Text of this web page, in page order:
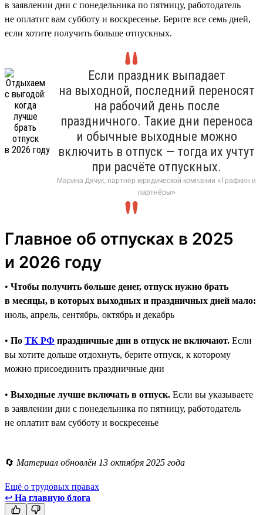
в заявлении дни с понедельника по пятницу, работодатель
не оплатит вам субботу и воскресенье. Берите все семь дней,
если хотите получить больше отпускных.
Если праздник выпадает
на выходной, последний переносят
на рабочий день после
праздничного. Такие дни переноса
и обычные выходные можно
включить в отпуск — тогда их учтут
при расчёте отпускных.
Марина Дячук, партнёр юридической компании «Графкин и
партнёры»
Главное об отпусках в 2025
и 2026 году
• Чтобы получить больше денег, отпуск нужно брать
в месяцы, в которых выходных и праздничных дней мало:
июль, апрель, сентябрь, октябрь и декабрь
• По ТК РФ праздничные дни в отпуск не включают. Если
вы хотите дольше отдохнуть, берите отпуск, к которому
можно присоединить праздничные дни
• Выходные лучше включать в отпуск. Если вы указываете
в заявлении дни с понедельника по пятницу, работодатель
не оплатит вам субботу и воскресенье
🔄 Материал обновлён 13 октября 2025 года
Ещё о трудовых правах
↩ На главную блога